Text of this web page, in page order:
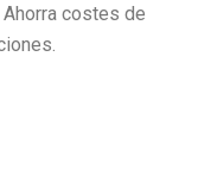
costes de